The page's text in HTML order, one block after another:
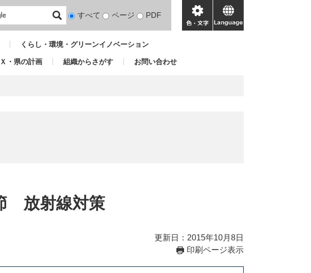
検
対
すべて ページ PDF
色・
文
language
くらし・環境・グリーンイノベーション
・県の計画 組織からさがす お問い合わせ
放射線対策
更新日：2015年10月8日
印刷ページ表示